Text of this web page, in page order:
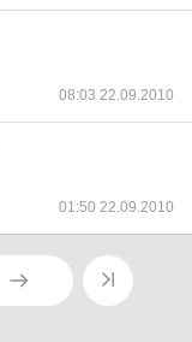
08:03 22.09.2010
01:50 22.09.2010